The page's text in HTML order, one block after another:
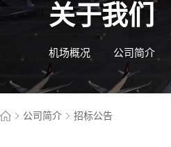
关于我们
机场概况 公司简介
公司简介 招标公告